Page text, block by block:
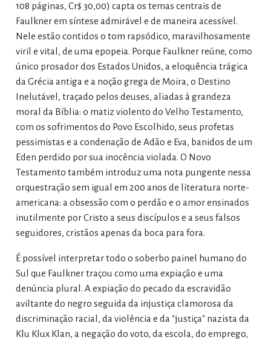
108 páginas, Cr$ 30,00) capta os temas centrais de
Faulkner em síntese admirável e de maneira acessível.
Nele estão contidos o tom rapsódico, maravilhosamente
viril e vital, de uma epopeia. Porque Faulkner reúne, como
único prosador dos Estados Unidos, a eloquência trágica
da Grécia antiga e a noção grega de Moira, o Destino
Inelutável, traçado pelos deuses, aliadas à grandeza
moral da Bíblia: o matiz violento do Velho Testamento,
com os sofrimentos do Povo Escolhido, seus profetas
pessimistas e a condenação de Adão e Eva, banidos de um
Eden perdido por sua inocência violada. O Novo
Testamento também introduz uma nota pungente nessa
orquestração sem igual em 200 anos de literatura norte-
americana: a obsessão com o perdão e o amor ensinados
inutilmente por Cristo a seus discípulos e a seus falsos
seguidores, cristãos apenas da boca para fora.
É possível interpretar todo o soberbo painel humano do
Sul que Faulkner traçou como uma expiação e uma
denúncia plural. A expiação do pecado da escravidão
aviltante do negro seguida da injustiça clamorosa da
discriminação racial, da violência e da "justiça" nazista da
Klu Klux Klan, a negação do voto, da escola, do emprego,